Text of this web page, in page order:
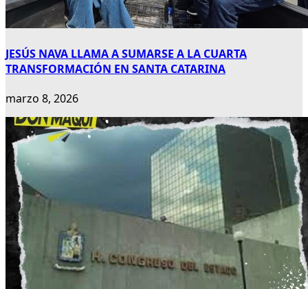
JESÚS NAVA LLAMA A SUMARSE A LA CUARTA
TRANSFORMACIÓN EN SANTA CATARINA
marzo 8, 2026